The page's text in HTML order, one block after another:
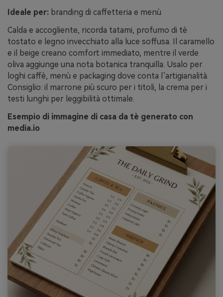
Ideale per: branding di caffetteria e menù
Calda e accogliente, ricorda tatami, profumo di tè
tostato e legno invecchiato alla luce soffusa. Il caramello
e il beige creano comfort immediato, mentre il verde
oliva aggiunge una nota botanica tranquilla. Usalo per
loghi caffè, menù e packaging dove conta l’artigianalità.
Consiglio: il marrone più scuro per i titoli, la crema per i
testi lunghi per leggibilità ottimale.
Esempio di immagine di casa da tè generato con
media.io